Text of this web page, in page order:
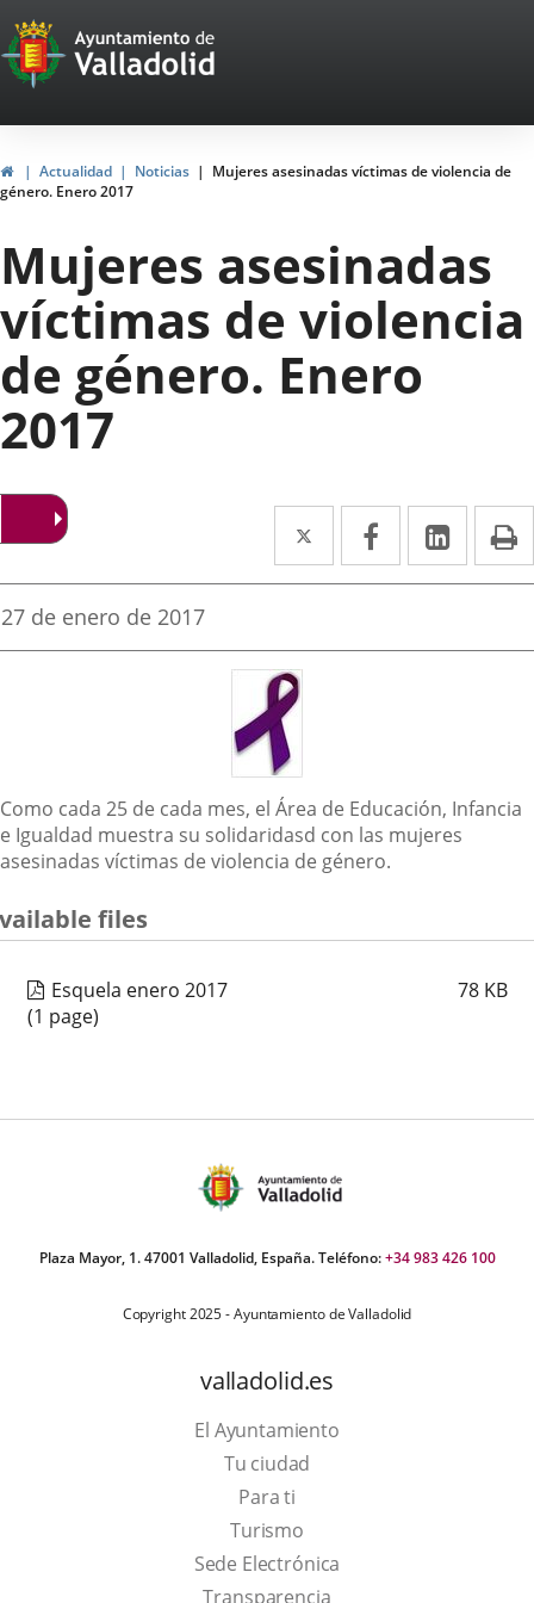
Portal
Web
del
Ayuntamiento
de
Valladolid
HomeActualidad Noticias
Mujeres asesinadas víctimas de violencia de
género. Enero 2017
Mujeres asesinadas
víctimas de violencia
de género. Enero
2017
Twitter
Enlace
a
aplicación
Facebook
Enlace
a
aplicación
Enlace
a
Fecha
la
27 de enero de 2017
Descripción
Como cada 25 de cada mes, el Área de Educación, Infancia
e Igualdad muestra su solidaridasd con las mujeres
asesinadas víctimas de violencia de género.
files
Esquela enero 2017 78 KB
(1 page)
Plaza Mayor, 1. 47001 Valladolid, España. Teléfono:+34 983 426 100
Copyright 2025 - Ayuntamiento de Valladolid
valladolid.es
El Ayuntamiento
Tu ciudad
Para ti
TurismoThis
link
will
Sede Electrónica
Transparencia